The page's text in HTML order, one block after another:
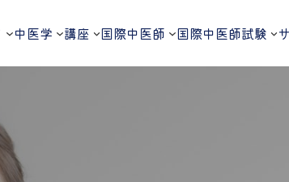
中医学 講座 国際中医師 国際中医師試験